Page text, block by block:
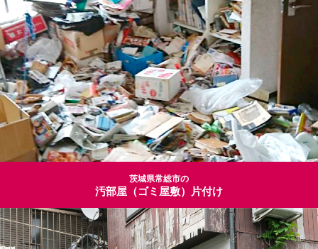
茨城県常総市の
汚部屋（ゴミ屋敷）片付け